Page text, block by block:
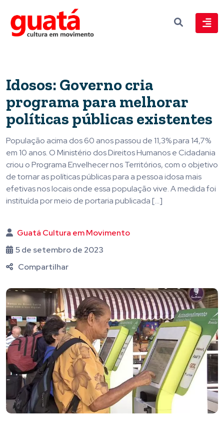
Idosos: Governo cria
programa para melhorar
políticas públicas existentes
População acima dos 60 anos passou de 11,3% para 14,7%
em 10 anos. O Ministério dos Direitos Humanos e Cidadania
criou o Programa Envelhecer nos Territórios, com o objetivo
de tornar as políticas públicas para a pessoa idosa mais
efetivas nos locais onde essa população vive. A medida foi
instituída por meio de portaria publicada […]
Guatá Cultura em Movimento
5 de setembro de 2023
Compartilhar